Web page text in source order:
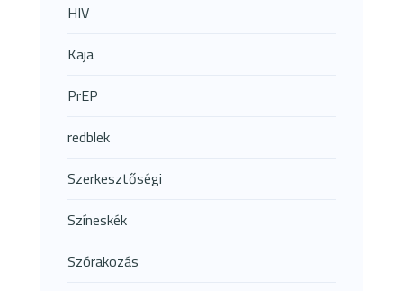
HIV
Kaja
PrEP
redblek
Szerkesztőségi
Színeskék
Szórakozás